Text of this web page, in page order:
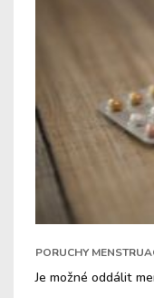
PORUCHY
Je možné oddálit